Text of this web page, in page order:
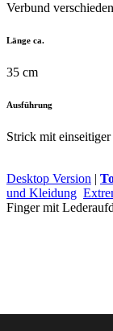
Verbund
Länge ca.
35 cm
Ausführung
Strick mit
Desktop Version |
und Kleidung
Finger mit